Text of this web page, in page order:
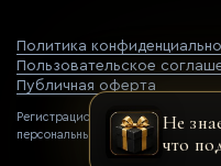
Политика
Пользовательское
Публичная оферта
Регистрационный номер оператора
персональных данных: 77-22-069752
Не
что